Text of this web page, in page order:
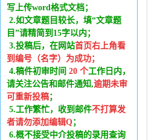
写上传word格式文档；
2.如文章题目较长，填“文章题
目”请精简到15字以内；
3.投稿后，在网站首页右上角看
到编号（名字）为成功；
4.稿件初审时间 20 个工作日内 ，
请关注公告和邮件通知,逾期未审
可重新投稿；
5.工作繁忙，收到邮件不打算发
者请勿添加编辑Q；
6.概不接受中介投稿的录用查询